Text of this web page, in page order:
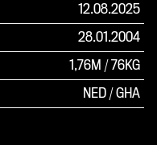
12.08.2025
28.01.2004
1,76M /76KG
NED / GHA